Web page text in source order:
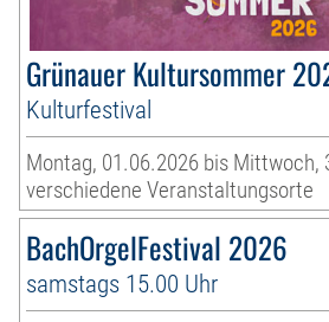
Grünauer Kultursommer
Kulturfestival
Montag, 01.06.2026 bis Mittwoch,
verschiedene Veranstaltungsorte
BachOrgelFestival 2026
samstags 15.00 Uhr